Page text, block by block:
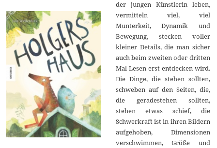
der jungen Künstlerin leben,
vermitteln viel, viel
Munterkeit, Dynamik und
Bewegung, stecken voller
kleiner Details, die man sicher
auch beim zweiten oder dritten
Mal Lesen erst entdecken wird.
Die Dinge, die stehen sollten,
schweben auf den Seiten, die,
die geradestehen sollten,
stehen etwas schief, die
Schwerkraft ist in ihren Bildern
aufgehoben, Dimensionen
verschwimmen, Größe und